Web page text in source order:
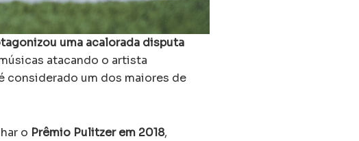
uma acalorada disputa
atacando o artista
considerado um dos maiores de
o Prêmio Pulitzer em 2018,